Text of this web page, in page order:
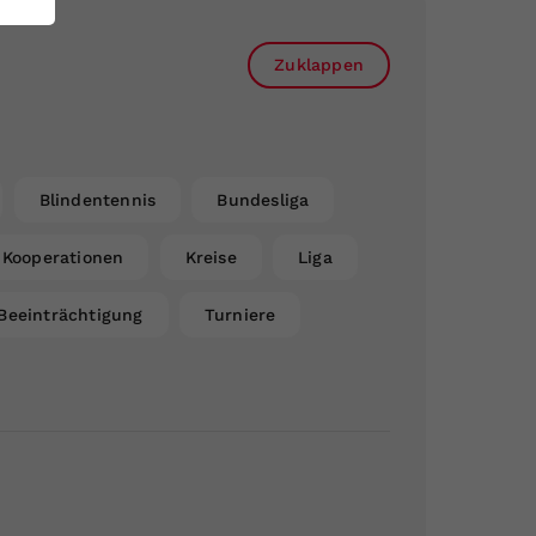
Zuklappen
Blindentennis Bundesliga
Kooperationen Kreise Liga
Turniere